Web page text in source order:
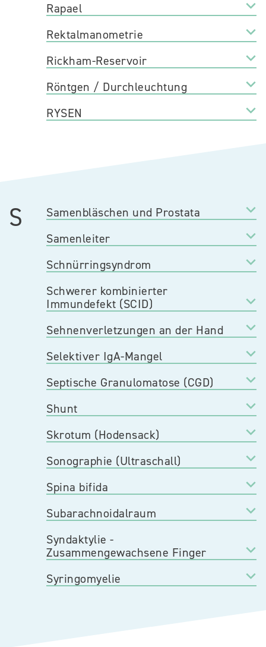
Rapael
Rektalmanometrie
Rickham-Reservoir
Röntgen / Durchleuchtung
RYSEN
S
Samenbläschen und Prostata
Samenleiter
Schnürringsyndrom
Schwerer kombinierter
Immundefekt (SCID)
Sehnenverletzungen an der Hand
Selektiver IgA-Mangel
Septische Granulomatose (CGD)
Shunt
Skrotum (Hodensack)
Sonographie (Ultraschall)
Spina bifida
Subarachnoidalraum
Syndaktylie -
Zusammengewachsene Finger
Syringomyelie